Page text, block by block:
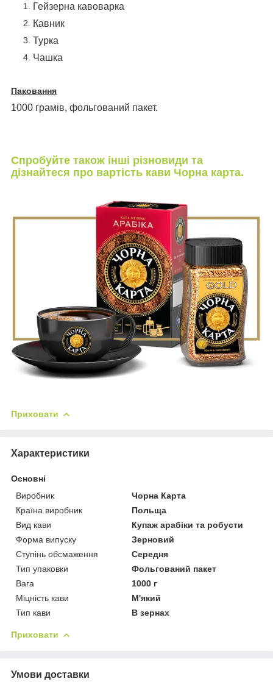
Гейзерна кавоварка
Кавник
Турка
Чашка
Паковання
1000 грамів, фольгований пакет.
Спробуйте також інші різновиди та
дізнайтеся про вартість кави Чорна карта.
Приховати
Характеристики
Основні
Виробник
Чорна Карта
Країна виробник
Польща
Вид кави
Купаж арабіки та робусти
Форма випуску
Зерновий
Ступінь обсмаження
Середня
Тип упаковки
Фольгований пакет
Вага
1000 г
Міцність кави
М'який
Тип кави
В зернах
Приховати
Умови доставки